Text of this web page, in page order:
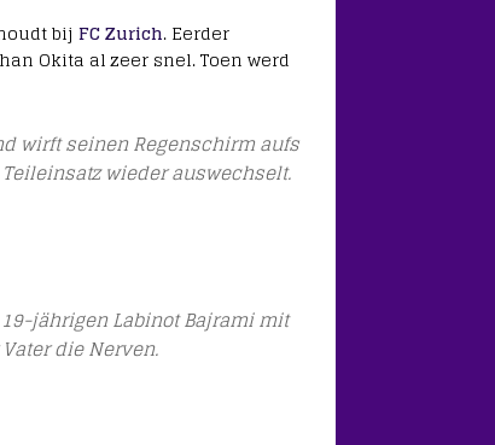
bij FC Zurich. Eerder
Okita al zeer snel. Toen werd
wirft seinen Regenschirm aufs
wieder auswechselt.
jährigen Labinot Bajrami mit
die Nerven.